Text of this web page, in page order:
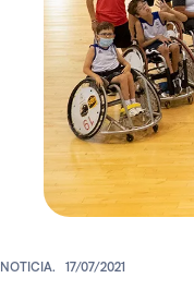
NOTICIA. 17/07/2021